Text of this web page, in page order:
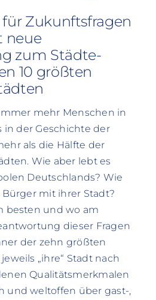
Zukunftsfragen
neue
zum Städte-
10 größten
mehr Menschen in
in der Geschichte der
als die Hälfte der
Wie aber lebt es
Deutschlands? Wie
mit ihrer Stadt?
besten und wo am
dieser Fragen
der zehn größten
„ihre“ Stadt nach
Qualitätsmerkmalen
und weltoffen über gast-,